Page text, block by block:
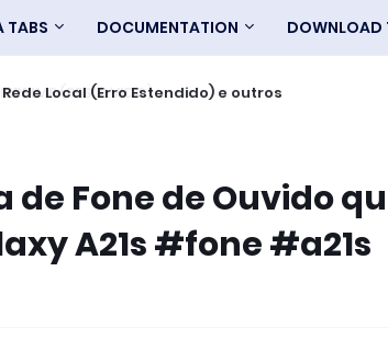
TABS DOCUMENTATION DOWNLOAD
Local (Erro Estendido) e outros
de Fone de Ouvido
A21s #fone #a21s